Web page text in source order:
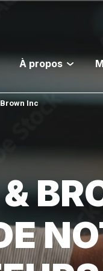
À propos
Inc